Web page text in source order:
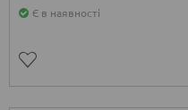
Є в наявності